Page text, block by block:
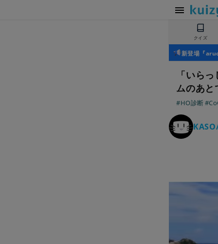
クイズ
新登場『
「いら
ムのあと
#HO診断